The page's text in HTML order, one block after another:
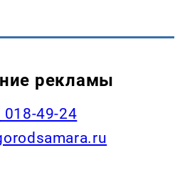
рекламы
018-49-24